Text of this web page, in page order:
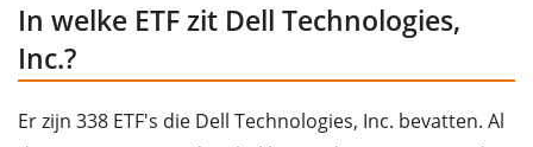
In welke ETF zit Dell Technologies,
Inc.?
Er zijn 338 ETF's die Dell Technologies, Inc. bevatten. Al